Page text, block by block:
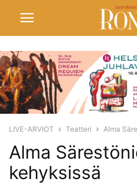
LIVE-ARVIOT Teatteri Alma
Alma
kehyksissä